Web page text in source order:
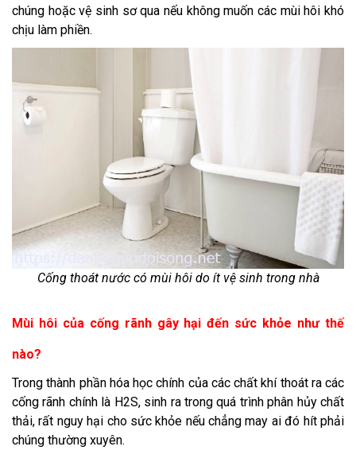
chúng hoặc vệ sinh sơ qua nếu không muốn các mùi hôi khó
chịu làm phiền.
Cống thoát nước có mùi hôi do ít vệ sinh trong nhà
Mùi hôi của cống rãnh gây hại đến sức khỏe như thế
nào?
Trong thành phần hóa học chính của các chất khí thoát ra các
cống rãnh chính là H2S, sinh ra trong quá trình phân hủy chất
thải, rất nguy hại cho sức khỏe nếu chẳng may ai đó hít phải
chúng thường xuyên.